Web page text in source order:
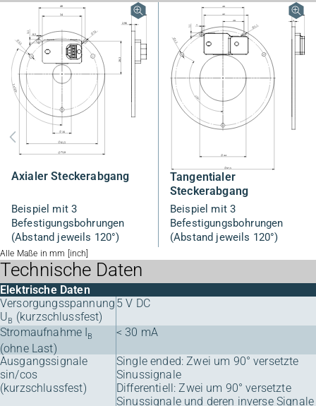
Axialer Steckerabgang
Beispiel mit 3
Befestigungsbohrungen
(Abstand jeweils 120°)
Tangentialer
Steckerabgang
Beispiel mit 3
Befestigungsbohrungen
(Abstand jeweils 120°)
Alle Maße in mm [inch]
Technische Daten
Elektrische Daten
Versorgungsspannung
UB (kurzschlussfest)
5 V DC
Stromaufnahme I B
(ohne Last)
< 30 mA
Ausgangssignale
sin/cos
(kurzschlussfest)
Single ended: Zwei um 90° versetzte
Sinussignale
Differentiell: Zwei um 90° versetzte
Sinussignale und deren inverse Signale